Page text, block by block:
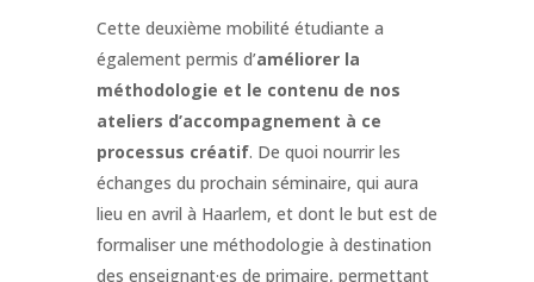
Cette deuxième mobilité étudiante a
également permis d’améliorer la
méthodologie et le contenu de nos
ateliers d’accompagnement à ce
processus créatif. De quoi nourrir les
échanges du prochain séminaire, qui aura
lieu en avril à Haarlem, et dont le but est de
formaliser une méthodologie à destination
des enseignant·es de primaire, permettant